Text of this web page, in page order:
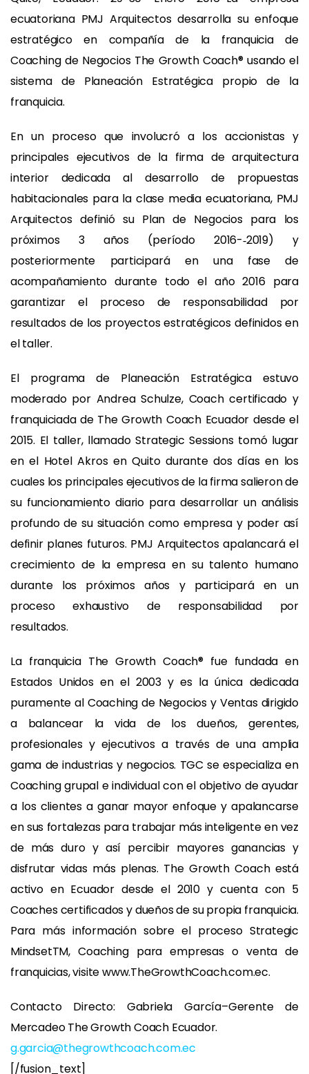
ecuatoriana PMJ Arquitectos desarrolla su enfoque
estratégico en compañía de la franquicia de
Coaching de Negocios The Growth Coach® usando el
sistema de Planeación Estratégica propio de la
franquicia.
En un proceso que involucró a los accionistas y
principales ejecutivos de la firma de arquitectura
interior dedicada al desarrollo de propuestas
habitacionales para la clase media ecuatoriana, PMJ
Arquitectos definió su Plan de Negocios para los
próximos 3 años (período 2016-­‐2019) y
posteriormente participará en una fase de
acompañamiento durante todo el año 2016 para
garantizar el proceso de responsabilidad por
resultados de los proyectos estratégicos definidos en
el taller.
El programa de Planeación Estratégica estuvo
moderado por Andrea Schulze, Coach certificado y
franquiciada de The Growth Coach Ecuador desde el
2015. El taller, llamado Strategic Sessions tomó lugar
en el Hotel Akros en Quito durante dos días en los
cuales los principales ejecutivos de la firma salieron de
su funcionamiento diario para desarrollar un análisis
profundo de su situación como empresa y poder así
definir planes futuros. PMJ Arquitectos apalancará el
crecimiento de la empresa en su talento humano
durante los próximos años y participará en un
proceso exhaustivo de responsabilidad por
resultados.
La franquicia The Growth Coach® fue fundada en
Estados Unidos en el 2003 y es la única dedicada
puramente al Coaching de Negocios y Ventas dirigido
a balancear la vida de los dueños, gerentes,
profesionales y ejecutivos a través de una amplia
gama de industrias y negocios. TGC se especializa en
Coaching grupal e individual con el objetivo de ayudar
a los clientes a ganar mayor enfoque y apalancarse
en sus fortalezas para trabajar más inteligente en vez
de más duro y así percibir mayores ganancias y
disfrutar vidas más plenas. The Growth Coach está
activo en Ecuador desde el 2010 y cuenta con 5
Coaches certificados y dueños de su propia franquicia.
Para más información sobre el proceso Strategic
MindsetTM, Coaching para empresas o venta de
franquicias, visite www.TheGrowthCoach.com.ec.
Contacto Directo: Gabriela García–Gerente de
Mercadeo The Growth Coach Ecuador.
g.garcia@thegrowthcoach.com.ec
[/fusion_text]